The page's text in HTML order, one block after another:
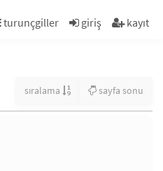
turunçgiller giriş kayıt
sıralama sayfa sonu